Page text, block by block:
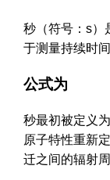
秒（符号：s）
于测量持续时间
公式为
秒最初被定义
原子特性重新
迁之间的辐射